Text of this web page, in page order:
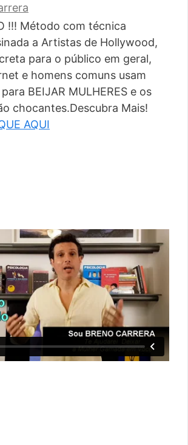
!!! Método com técnica
a Artistas de Hollywood,
para o público em geral,
e homens comuns usam
BEIJAR MULHERES e os
chocantes.Descubra Mais!
AQUI